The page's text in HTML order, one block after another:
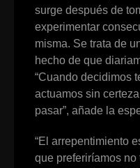
surge después de
experimentar
misma. Se trata de
hecho de que
“Cuando decidimos
actuamos sin
pasar”, añade la
“El arrepentimiento
que preferiríamos no